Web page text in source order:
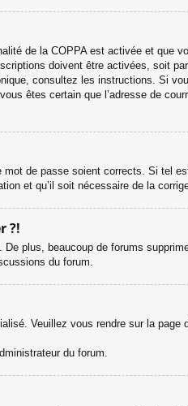
de la COPPA est activée et que
doivent être activées, soit
consultez les instructions. Si
êtes certain que l’adresse de
de passe soient corrects. Si tel
et qu’il soit nécessaire de la
?!
plus, beaucoup de forums
du forum.
Veuillez vous rendre sur la
du forum.